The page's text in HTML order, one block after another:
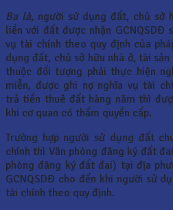
Ba là,người sử dụng đất, chủ sở
liền với đất được nhận GCNQSDĐ
vụ tài chính theo quy định của
dụng đất, chủ sở hữu nhà ở, tài
thuộc đối tượng phải thực hiện
miễn, được ghi nợ nghĩa vụ tài
trả tiền thuê đất hàng năm thì
khi cơ quan có thẩm quyền cấp.
Trường hợp người sử dụng đất
chính thì Văn phòng đăng ký đất
phòng đăng ký đất đai) tại địa
GCNQSDĐ cho đến khi người sử
tài chính theo quy định.